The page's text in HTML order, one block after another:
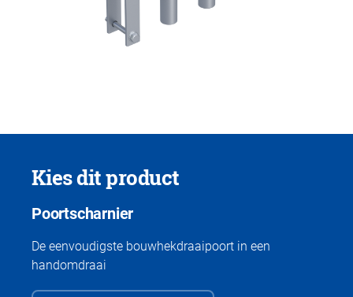
Kies dit product
Poortscharnier
De eenvoudigste bouwhekdraaipoort in een
handomdraai